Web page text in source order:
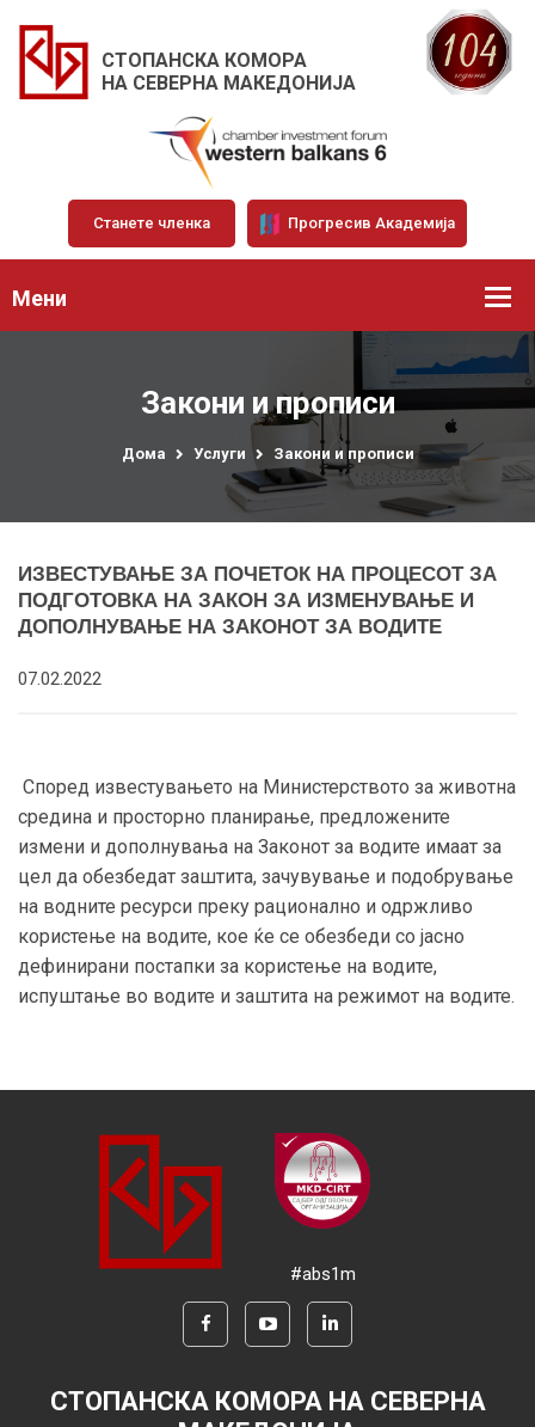
СТОПАНСКА КОМОРА
НА СЕВЕРНА МАКЕДОНИЈА
Станете членка Прогресив Академија
Мени
Закони и прописи
Дома Услуги Закони и прописи
ИЗВЕСТУВАЊЕ ЗА ПОЧЕТОК НА ПРОЦЕСОТ ЗА
ПОДГОТОВКА НА ЗАКОН ЗА ИЗМЕНУВАЊЕ И
ДОПОЛНУВАЊЕ НА ЗАКОНОТ ЗА ВОДИТЕ
07.02.2022
Според известувањето на Министерството за животна
средина и просторно планирање, предложените
измени и дополнувања на Законот за водите имаат за
цел да обезбедат заштита, зачувување и подобрување
на водните ресурси преку рационално и одржливо
користење на водите, кое ќе се обезбеди со јасно
дефинирани постапки за користење на водите,
испуштање во водите и заштита на режимот на водите.
#abs1m
СТОПАНСКА КОМОРА НА СЕВЕРНА